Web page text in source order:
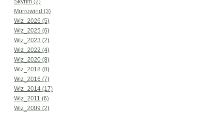
Skyrim (2)
Morrowind (3)
Wiz_2026 (5)
Wiz_2025 (6)
Wiz_2023 (2)
Wiz_2022 (4)
Wiz_2020 (8)
Wiz_2018 (8)
Wiz_2016 (7)
Wiz_2014 (17)
Wiz_2011 (6)
Wiz_2009 (2)